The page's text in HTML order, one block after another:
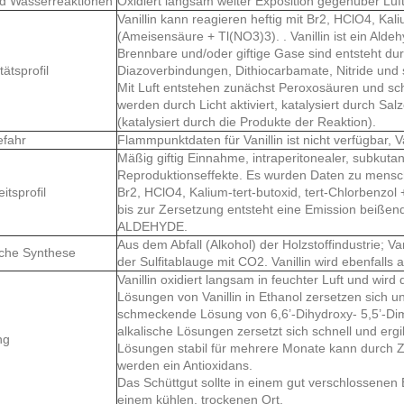
Vanillin kann reagieren heftig mit Br2, HClO4,
(Ameisensäure + Tl(NO3)3). . Vanillin ist ein
Brennbare und/oder giftige Gase sind entsteht
Diazoverbindungen, Dithiocarbamate, Nitride
Mit Luft entstehen zunächst Peroxosäuren und
werden durch Licht aktiviert, katalysiert durch
(katalysiert durch die Produkte der Reaktion).
Flammpunktdaten für Vanillin ist nicht verfügbar,
Mäßig giftig Einnahme, intraperitonealer,
Reproduktionseffekte. Es wurden Daten zu
Br2, HClO4, Kalium-tert-butoxid, tert-
bis zur Zersetzung entsteht eine Emission
ALDEHYDE.
Synthese
Aus dem Abfall (Alkohol) der Holzstoffindustrie;
der Sulfitablauge mit CO2. Vanillin wird ebenfalls
Vanillin oxidiert langsam in feuchter Luft und wird
Lösungen von Vanillin in Ethanol zersetzen sich
schmeckende Lösung von 6,6’-Dihydroxy- 5,5’-
alkalische Lösungen zersetzt sich schnell und
Lösungen stabil für mehrere Monate kann durch
werden ein Antioxidans.
Das Schüttgut sollte in einem gut
einem kühlen, trockenen Ort.